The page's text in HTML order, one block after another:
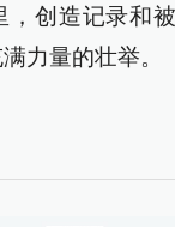
，创造记录和
力量的壮举。